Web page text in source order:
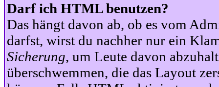
Darf ich HTML benutzen?
Das hängt davon ab, ob es vom
darfst, wirst du nachher nur ein
Sicherung, um Leute davon
überschwemmen, die das Layout